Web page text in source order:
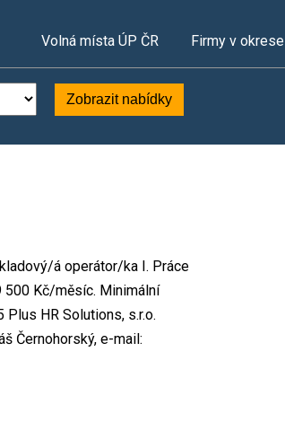
Volná místa ÚP ČR Firmy v okrese
Zobrazit nabídky
á operátor/ka I. Práce
500 Kč/měsíc. Minimální
HR Solutions, s.r.o.
Černohorský, e-mail: